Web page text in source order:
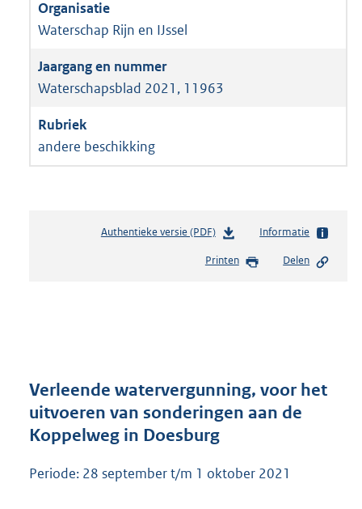
Waterschap Rijn en IJssel
Waterschapsblad 2021, 11963
andere beschikking
Authentieke versie (PDF)b
s
r
o
t
e
Informatie
Printen Delen
Verleende watervergunning, voor het
uitvoeren van sonderingen aan de
Koppelweg in Doesburg
Periode: 28 september t/m 1 oktober 2021